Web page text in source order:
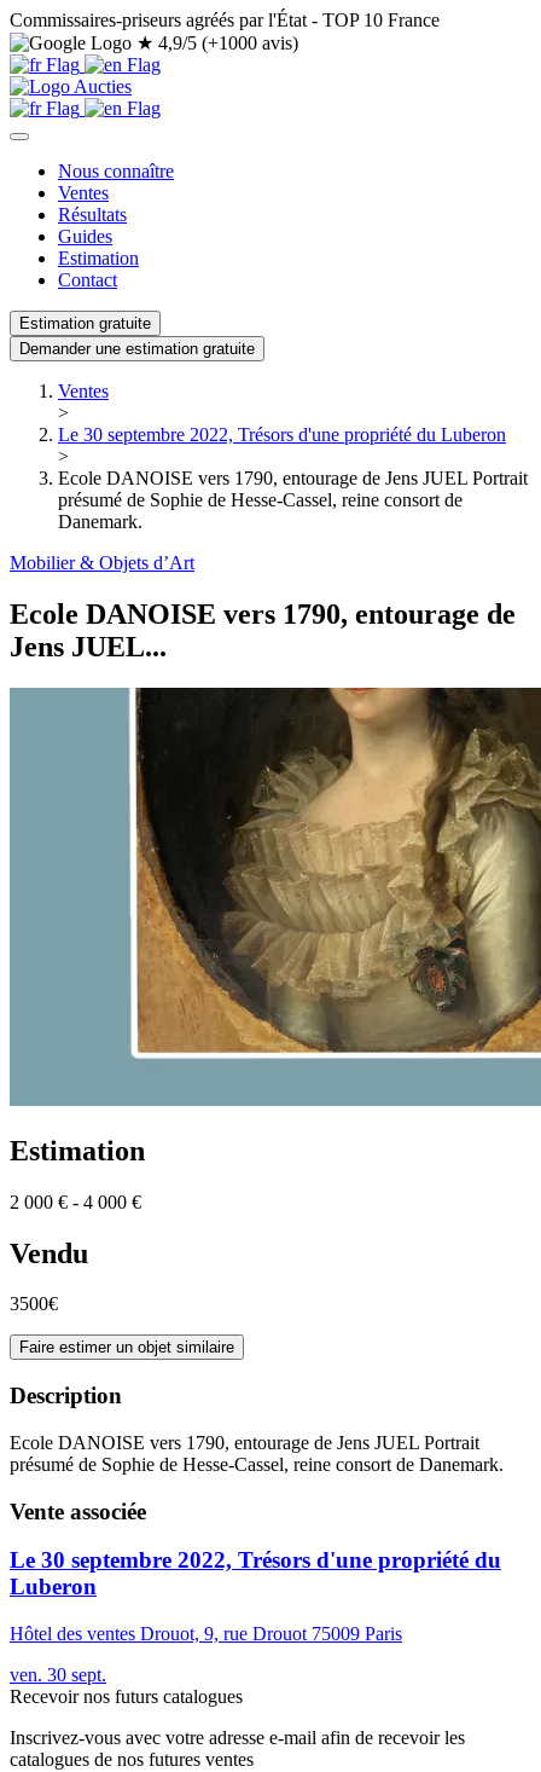
Commissaires-priseurs agréés par l'État - TOP 10 France
★ 4,9/5 (+1000 avis)
Nous connaître
Ventes
Résultats
Guides
Estimation
Contact
Estimation gratuite
Demander une estimation gratuite
Ventes
>
Le 30 septembre 2022, Trésors d'une propriété du Luberon
>
Ecole DANOISE vers 1790, entourage de Jens JUEL Portrait
présumé de Sophie de Hesse-Cassel, reine consort de
Danemark.
Mobilier & Objets d’Art
Ecole DANOISE vers 1790, entourage de
Jens JUEL...
Estimation
2 000 € - 4 000 €
Vendu
3500€
Faire estimer un objet similaire
Description
Ecole DANOISE vers 1790, entourage de Jens JUEL Portrait
présumé de Sophie de Hesse-Cassel, reine consort de Danemark.
Vente associée
Le 30 septembre 2022, Trésors d'une propriété du
Luberon
Hôtel des ventes Drouot, 9, rue Drouot 75009 Paris
ven. 30 sept.
Recevoir nos futurs catalogues
Inscrivez-vous avec votre adresse e-mail afin de recevoir les
catalogues de nos futures ventes